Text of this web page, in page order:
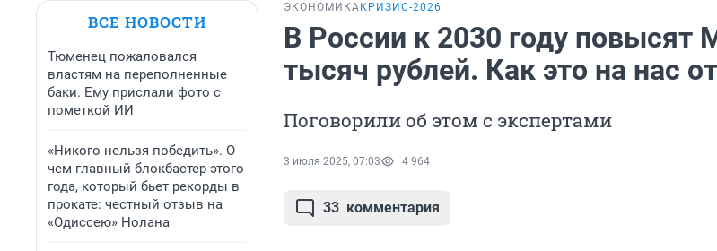
ВСЕ НОВОСТИ
Тюменец пожаловался
властям на переполненные
баки. Ему прислали фото с
пометкой ИИ
«Никого нельзя победить». О
чем главный блокбастер этого
года, который бьет рекорды в
прокате: честный отзыв на
«Одиссею» Нолана
ЭКОНОМИКА КРИЗИС-2026
В России к 2030 году повысят
тысяч рублей. Как это на нас
Поговорили об этом с экспертами
3 июля 2025, 07:03 4 964
33 комментария